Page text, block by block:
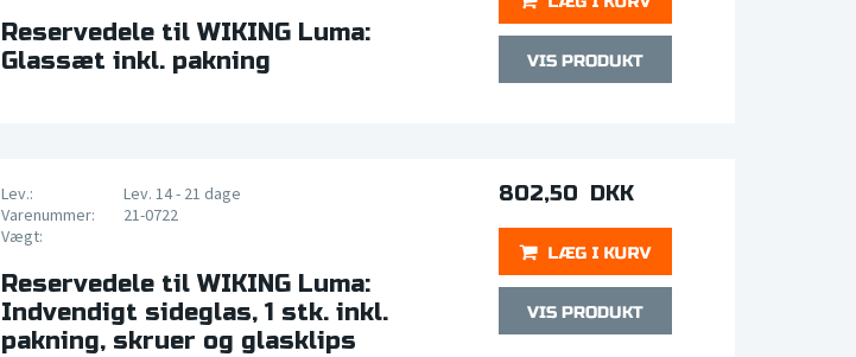
Reservedele til WIKING Luma:
Glassæt inkl. pakning
Lev.:
Lev. 14 - 21 dage
Varenummer:
21-0722
Vægt:
Reservedele til WIKING Luma:
Indvendigt sideglas, 1 stk. inkl.
pakning, skruer og glasklips
802,50 DKK